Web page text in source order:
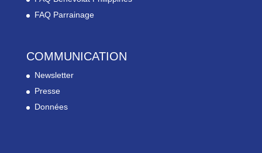
FAQ Parrainage
COMMUNICATION
Newsletter
Presse
Données